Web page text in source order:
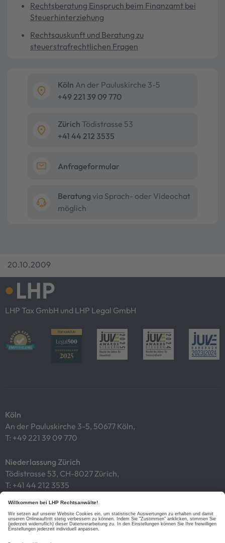
Rechtsberatung Einspruch beim Finanzamt bei
Steuerhinterziehung
Rechtsauskunft und Beratung zu
steuerstrafrechtlichen Fragen
Köln An der Pauluskirche 3-5
+49 221 39 09 770
Zürich Tödistrasse 53
+41 44 212 3535
Anfrageformular
Beratung via Sprach- oder Videochat
möglich
20.10.2009
LHP Tax GmbH und LHP Legal GmbH
Köln
An der Pauluskirche 3-5, 50677 Köln,
T: +49 221 39 09 770
Niederlassung Zürich
Tödistrasse 53, CH-8027 Zürich,
T: +41 44 212 3535